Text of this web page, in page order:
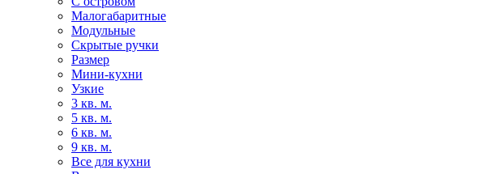
Малогабаритные
Модульные
Скрытые ручки
Размер
Мини-кухни
Узкие
3 кв. м.
5 кв. м.
6 кв. м.
9 кв. м.
Все для кухни